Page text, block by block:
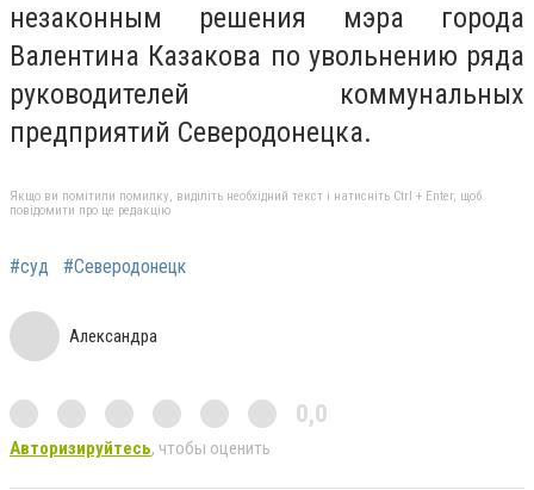
незаконным решения мэра города
Валентина Казакова по увольнению ряда
руководителей коммунальных
предприятий Северодонецка.
Якщо ви помітили помилку, виділіть необхідний текст і натисніть Ctrl + Enter, щоб
повідомити про це редакцію
#суд #Северодонецк
Александра
0,0
Авторизируйтесь, чтобы оценить